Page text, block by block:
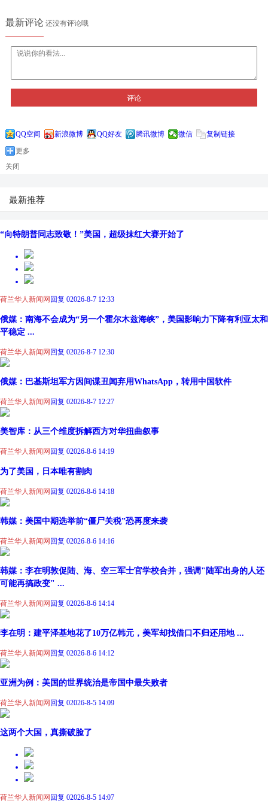
最新评论还没有评论哦
评论
QQ空间 新浪微博 QQ好友 腾讯微博 微信
复制链接
更多
关闭
最新推荐
“向特朗普同志致敬！”美国，超级抹红大赛开始了
荷兰华人新闻网回复 02026-8-7 12:33
俄媒：南海不会成为“另一个霍尔木兹海峡”，美国影响力下降有利亚太和
平稳定 ...
荷兰华人新闻网回复 02026-8-7 12:30
俄媒：巴基斯坦军方因间谍丑闻弃用WhatsApp，转用中国软件
荷兰华人新闻网 回复 02026-8-7 12:27
美智库：从三个维度拆解西方对华扭曲叙事
荷兰华人新闻网 回复 02026-8-6 14:19
为了美国，日本唯有割肉
荷兰华人新闻网 回复 02026-8-6 14:18
韩媒：美国中期选举前“僵尸关税”恐再度来袭
荷兰华人新闻网 回复 02026-8-6 14:16
韩媒：李在明敦促陆、海、空三军士官学校合并，强调"陆军出身的人还
可能再搞政变" ...
荷兰华人新闻网 回复 02026-8-6 14:14
李在明：建平泽基地花了10万亿韩元，美军却找借口不归还用地 ...
荷兰华人新闻网 回复 02026-8-6 14:12
亚洲为例：美国的世界统治是帝国中最失败者
荷兰华人新闻网 回复 02026-8-5 14:09
这两个大国，真撕破脸了
荷兰华人新闻网 回复 02026-8-5 14:07